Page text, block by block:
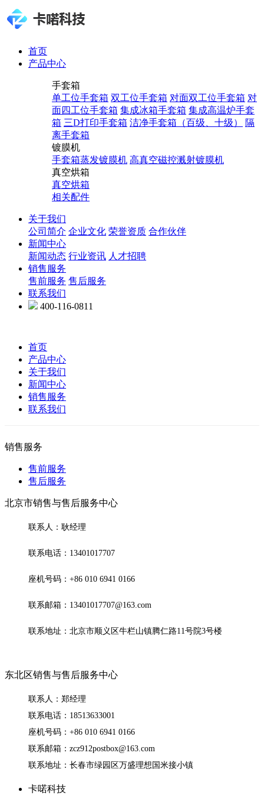
首页
产品中心
手套箱
单工位手套箱 双工位手套箱 对面双工位手套箱 对
面四工位手套箱 集成冰箱手套箱 集成高温炉手套
箱 三D打印手套箱 洁净手套箱（百级、十级）
隔
离手套箱
镀膜机
手套箱蒸发镀膜机 高真空磁控溅射镀膜机
真空烘箱
真空烘箱
相关配件
关于我们
公司简介 企业文化 荣誉资质 合作伙伴
新闻中心
新闻动态 行业资讯 人才招聘
销售服务
售前服务 售后服务
联系我们
400-116-0811
首页
产品中心
关于我们
新闻中心
销售服务
联系我们
销售服务
售前服务
售后服务
北京市销售与售后服务中心
联系人：耿经理
联系电话：13401017707
座机号码：+86 010 6941 0166
联系邮箱：13401017707@163.com
联系地址：北京市顺义区牛栏山镇腾仁路11号院3号楼
东北区销售与售后服务中心
联系人：郑经理
联系电话：18513633001
座机号码：+86 010 6941 0166
联系邮箱：zcz912postbox@163.com
联系地址：长春市绿园区万盛理想国米接小镇
卡喏科技